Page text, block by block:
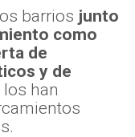
barrios junto
como
de
y de
han